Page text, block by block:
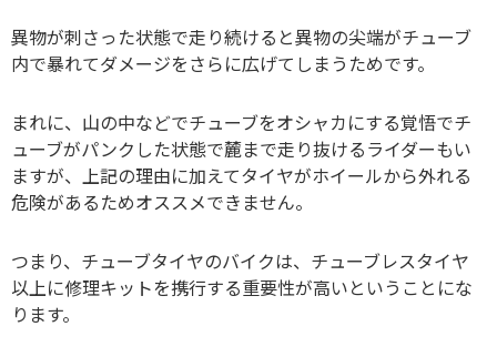
異物が刺さった状態で走り続けると異物の尖端がチューブ
内で暴れてダメージをさらに広げてしまうためです。
まれに、山の中などでチューブをオシャカにする覚悟でチ
ューブがパンクした状態で麓まで走り抜けるライダーもい
ますが、上記の理由に加えてタイヤがホイールから外れる
危険があるためオススメできません。
つまり、チューブタイヤのバイクは、チューブレスタイヤ
以上に修理キットを携行する重要性が高いということにな
ります。